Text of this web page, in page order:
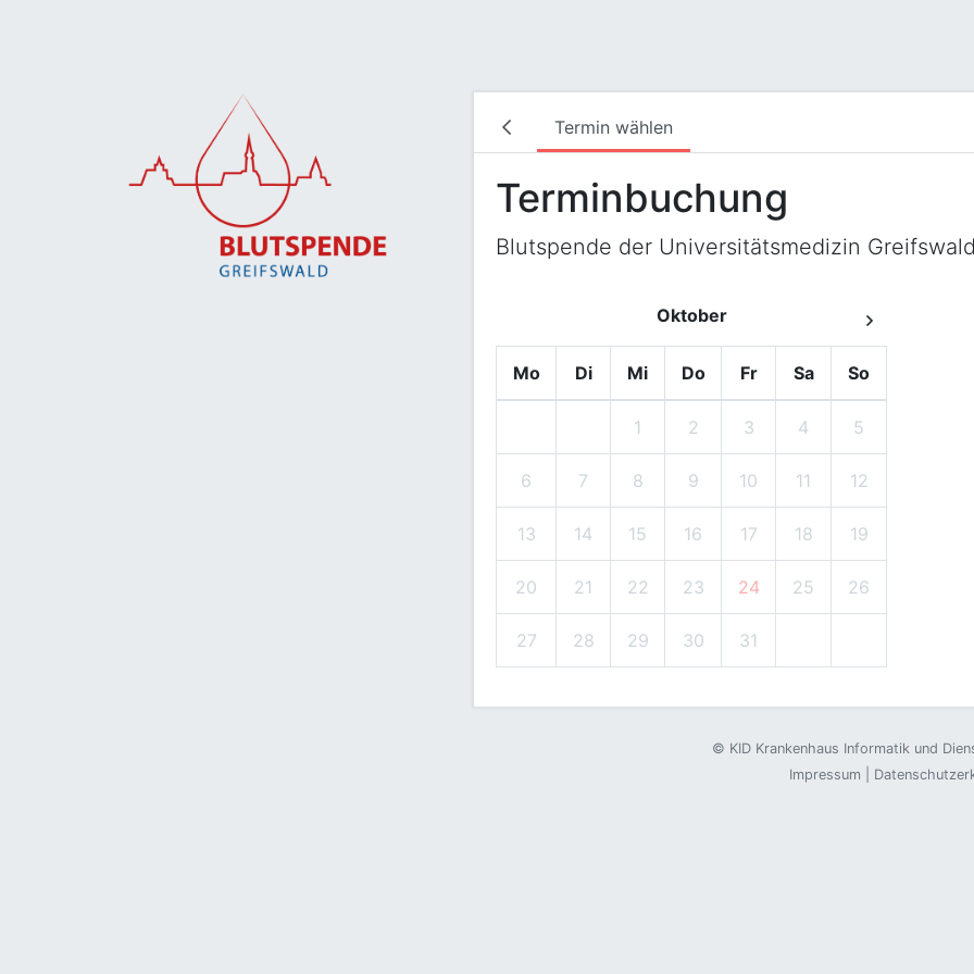
Termin wählen
Terminbuchung
Blutspende der Universitätsmedizin
Oktober
Mo Di Mi Do Fr Sa So
1 2 3 4 5
6 7 8 9 10 11 12
13 14 15 16 17 18 19
20 21 22 23 24 25 26
27 28 29 30 31
© KID Krankenhaus Informatik und
Impressum